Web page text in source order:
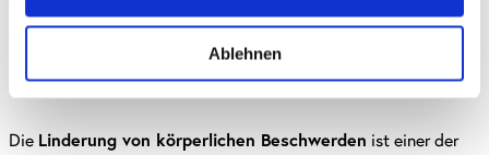
Ablehnen
anschaffen möchten. Dies kann beispielsweise das Abnehmen
mit Spaß, die Linderung von Schmerzen, Entspannung oder die
Verbesserung der Fitness sein.
Die Linderung von körperlichen Beschwerden ist einer der